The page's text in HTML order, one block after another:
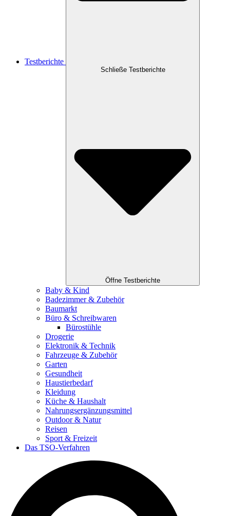
Testberichte
Schließe Testberichte
Öffne Testberichte
Baby & Kind
Badezimmer & Zubehör
Baumarkt
Büro & Schreibwaren
Bürostühle
Drogerie
Elektronik & Technik
Fahrzeuge & Zubehör
Garten
Gesundheit
Haustierbedarf
Kleidung
Küche & Haushalt
Nahrungsergänzungsmittel
Outdoor & Natur
Reisen
Sport & Freizeit
Das TSO-Verfahren